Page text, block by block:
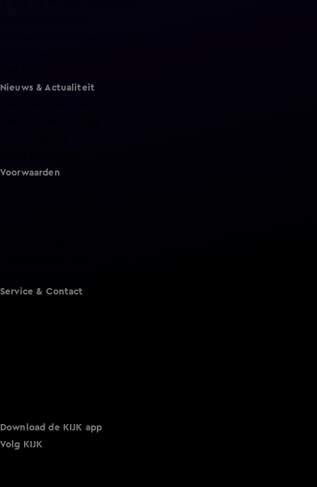
Nieuws & Actualiteit
Voorwaarden
Service & Contact
Download de KIJK app
Volg KIJK